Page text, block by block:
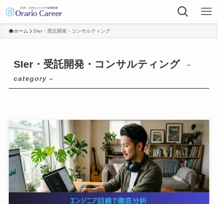
ホーム SIer・受託開発・コンサルティング
SIer・受託開発・コンサルティング
–
category –